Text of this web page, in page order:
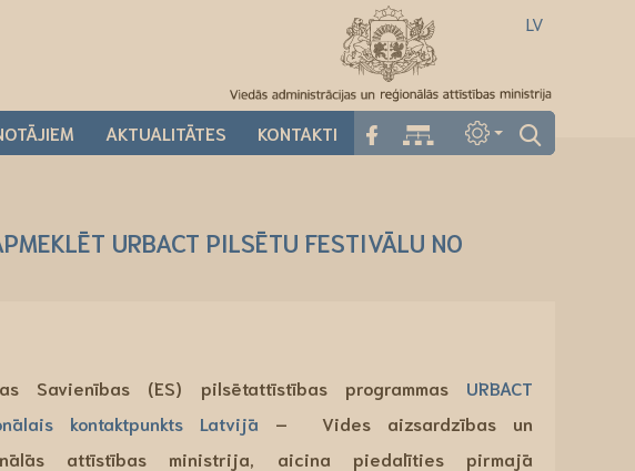
LV
AKTUALITĀTES KONTAKTI
URBACT PILSĒTU FESTIVĀLU NO
Savienības (ES) pilsētattīstības programmas URBACT
kontaktpunkts Latvijā – Vides aizsardzības un
attīstības ministrija, aicina piedalīties pirmajā